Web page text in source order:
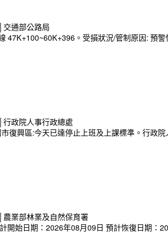
交通部公路局
47K+100~60K+396。受損狀況/管制原因: 預警
政院人事行政總處
復興區:今天已達停止上班及上課標準。行政
業部林業及自然保育署
開始日期：2026年08月09日 預計恢復日期：